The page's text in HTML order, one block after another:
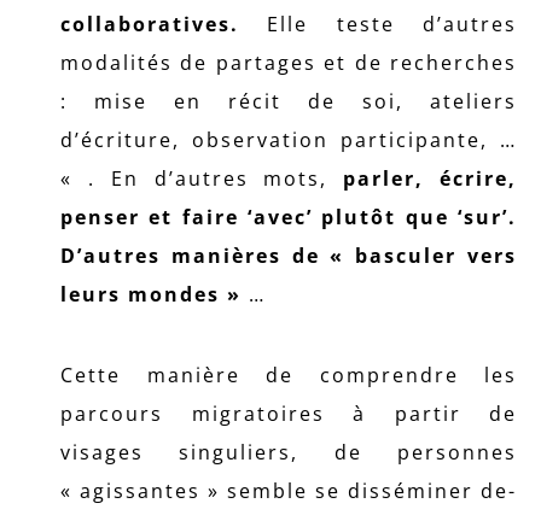
collaboratives.
Elle teste d’autres
modalités de partages et de recherches
: mise en récit de soi, ateliers
d’écriture, observation participante, …
« . En d’autres mots, parler, écrire,
penser et faire ‘avec’ plutôt que ‘sur’.
D’autres manières de « basculer vers
leurs mondes » …
Cette manière de comprendre les
parcours migratoires à partir de
visages singuliers, de personnes
« agissantes » semble se disséminer de-